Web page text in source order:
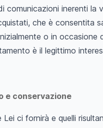
comunicazioni inerenti la
che è consentita
o in occasione
è il legittimo
e conservazione
ci fornirà e quelli